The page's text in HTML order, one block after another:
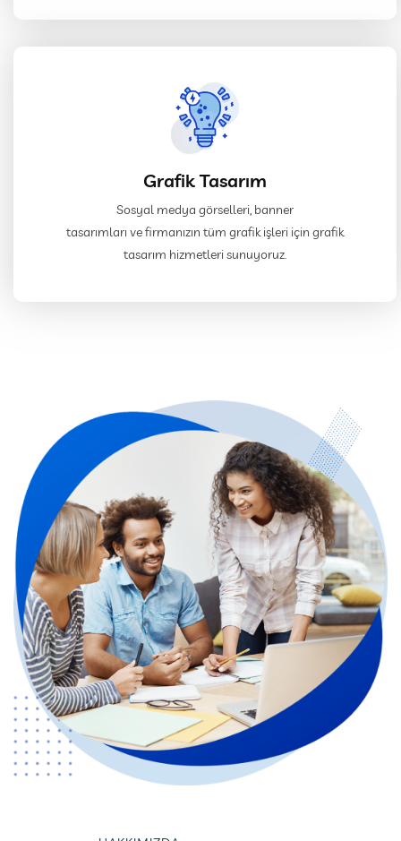
Grafik Tasarım
Sosyal medya görselleri, banner
tasarımları ve firmanızın tüm grafik işleri için grafik
tasarım hizmetleri sunuyoruz.